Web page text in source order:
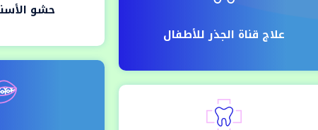
علاج قناة الجذر للأطفال
حشو